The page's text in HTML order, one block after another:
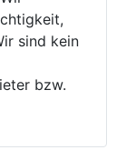
sind kein
bzw.